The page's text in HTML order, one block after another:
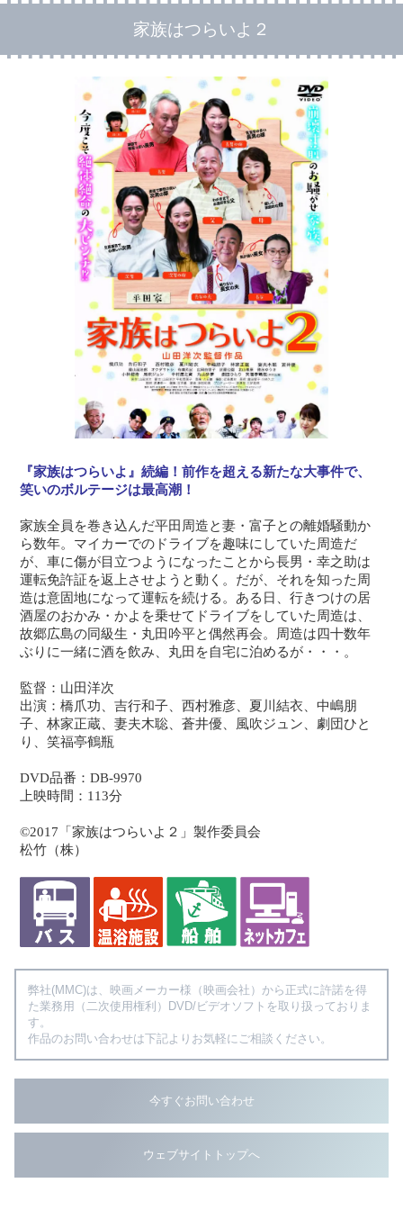
家族はつらいよ２
『家族はつらいよ』続編！前作を超える新たな大事件で、
笑いのボルテージは最高潮！
家族全員を巻き込んだ平田周造と妻・富子との離婚騒動か
ら数年。マイカーでのドライブを趣味にしていた周造だ
が、車に傷が目立つようになったことから長男・幸之助は
運転免許証を返上させようと動く。だが、それを知った周
造は意固地になって運転を続ける。ある日、行きつけの居
酒屋のおかみ・かよを乗せてドライブをしていた周造は、
故郷広島の同級生・丸田吟平と偶然再会。周造は四十数年
ぶりに一緒に酒を飲み、丸田を自宅に泊めるが・・・。
監督：山田洋次
出演：橋爪功、吉行和子、西村雅彦、夏川結衣、中嶋朋
子、林家正蔵、妻夫木聡、蒼井優、風吹ジュン、劇団ひと
り、笑福亭鶴瓶
DVD品番：DB-9970
上映時間：113分
©2017「家族はつらいよ２」製作委員会
松竹（株）
弊社(MMC)は、映画メーカー様（映画会社）から正式に許諾を得
た業務用（二次使用権利）DVD/ビデオソフトを取り扱っておりま
す。
作品のお問い合わせは下記よりお気軽にご相談ください。
今すぐお問い合わせ
ウェブサイトトップへ